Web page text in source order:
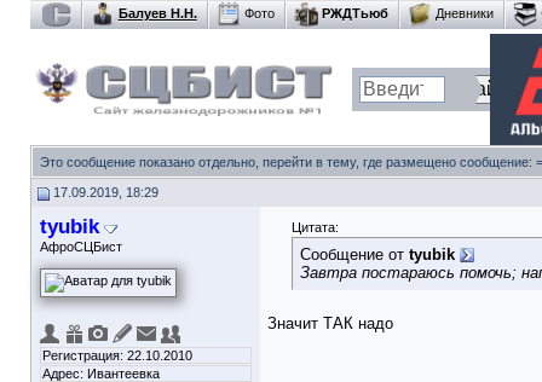
Балуев Н.Н. Фото РЖДТьюб Дневники
Это сообщение показано отдельно, перейти в тему, где размещено сообщение:
17.09.2019, 18:29
tyubik
АфроСЦБист
Регистрация: 22.10.2010
Адрес: Ивантеевка
Цитата:
Сообщение от tyubik
Завтра постараюсь помочь;
Значит ТАК надо